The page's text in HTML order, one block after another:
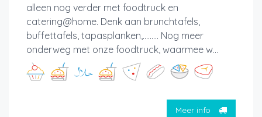
alleen nog verder met foodtruck en
catering@home. Denk aan brunchtafels,
buffettafels, tapasplanken,......... Nog meer
onderweg met onze foodtruck, waarmee w...
Meer info